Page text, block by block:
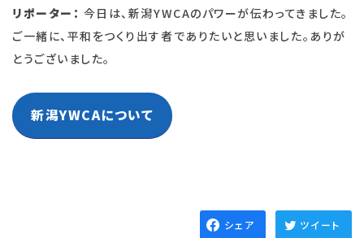
リポーター： 今日は、新潟YWCAのパワーが伝わってきました。
ご一緒に、平和をつくり出す者でありたいと思いました。ありが
とうございました。
新潟YWCAについて
シェア ツイート